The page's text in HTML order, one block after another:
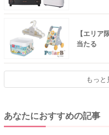
【エリア
当たる
もっと
あなたにおすすめの記事